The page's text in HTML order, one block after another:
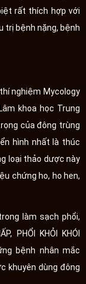
rất thích hợp với
trị bệnh nặng, bệnh
nghiệm Mycology
khoa học Trung
của đông trùng
hình nhất là thúc
loại thảo dược này
chứng ho, ho hen,
làm sạch phổi,
PHỔI KHỎI KHÓI
bệnh nhân mắc
khuyên dùng đông